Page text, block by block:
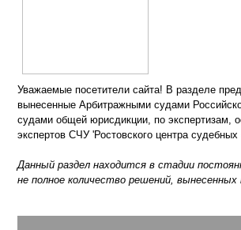
Уважаемые посетители сайта! В разделе
вынесенные Арбитражными судами
судами общей юрисдикции, по экспертизам,
экспертов СЧУ 'Ростовского центра судебных
Данный раздел находится в стадии
не полное количество решений,